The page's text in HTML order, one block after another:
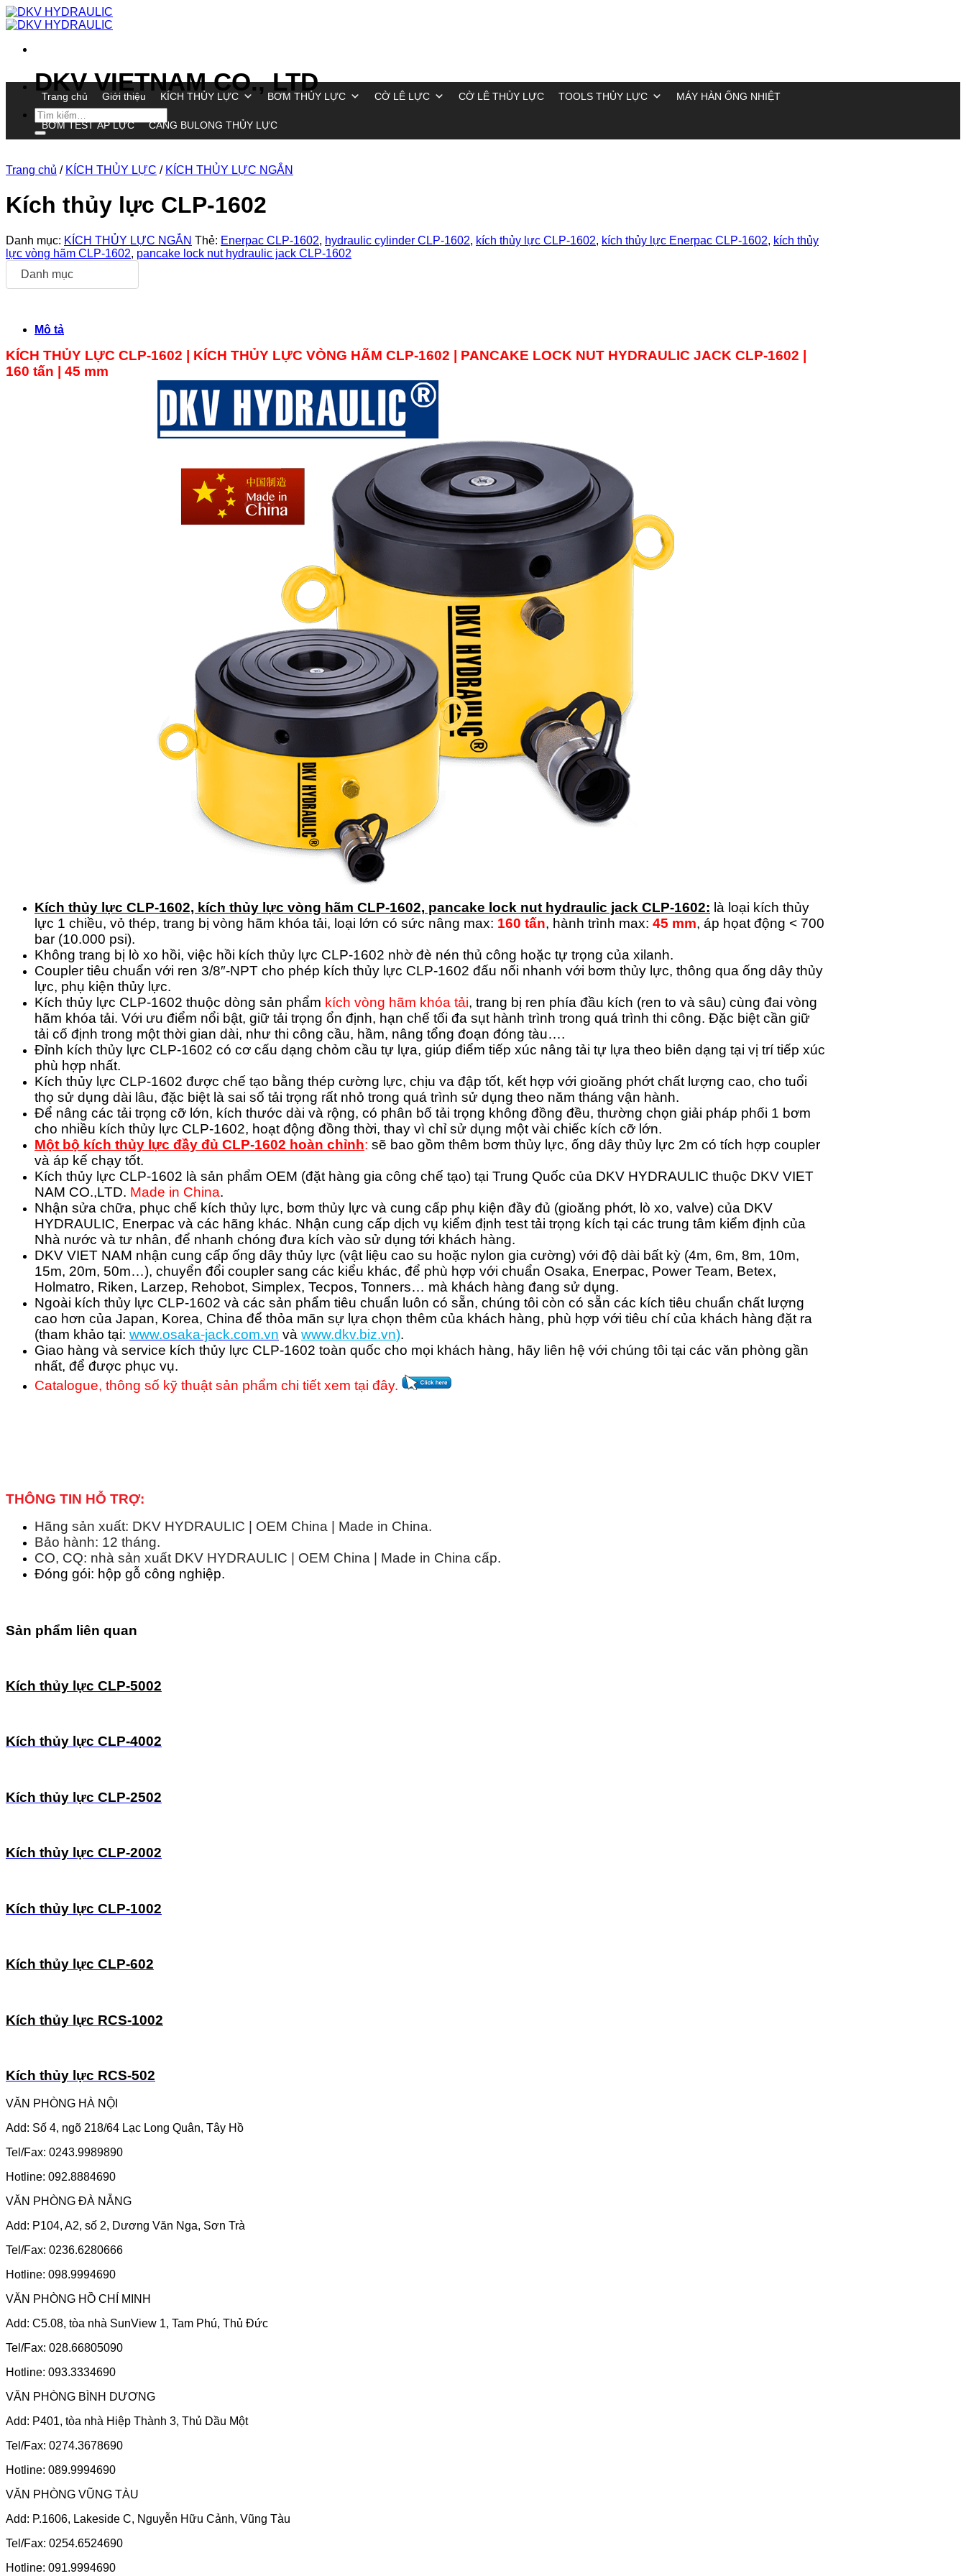
Chuyển
đến
dung
DKV VIETNAM CO., LTD
Tìm
kiếm:
Trang chủ Giới thiệu KÍCH THỦY LỰC BƠM THỦY LỰC CỜ LÊ LỰC CỜ LÊ THỦY LỰC TOOLS THỦY LỰC MÁY HÀN ỐNG NHIỆT
BƠM TEST ÁP LỰC CĂNG BULONG THỦY LỰC
Trang chủ / KÍCH THỦY LỰC / KÍCH THỦY LỰC NGẮN
Kích thủy lực CLP-1602
Danh mục: KÍCH THỦY LỰC NGẮN Thẻ: Enerpac CLP-1602, hydraulic cylinder CLP-1602, kích thủy lực CLP-1602, kích thủy lực Enerpac CLP-1602, kích thủy
lực vòng hãm CLP-1602, pancake lock nut hydraulic jack CLP-1602
Danh mục
Mô tả
KÍCH THỦY LỰC CLP-1602 | KÍCH THỦY LỰC VÒNG HÃM CLP-1602 PANCAKE LOCK NUT HYDRAULIC JACK CLP-1602
160 tấn | 45 mm
Kích thủy lực CLP-1602, kích thủy lực vòng hãm CLP-1602, pancake lock nut hydraulic jack CLP-1602: là loại kích thủy
lực 1 chiều, vỏ thép, trang bị vòng hãm khóa tải, loại lớn có sức nâng max: 160 tấn, hành trình max: 45 mm, áp họat động < 700
bar (10.000 psi).
Không trang bị lò xo hồi, việc hồi kích thủy lực CLP-1602 nhờ đè nén thủ công hoặc tự trọng của xilanh.
Coupler tiêu chuẩn với ren 3/8″-NPT cho phép kích thủy lực CLP-1602 đấu nối nhanh với bơm thủy lực, thông qua ống dây thủy
lực, phụ kiện thủy lực.
Kích thủy lực CLP-1602 thuộc dòng sản phẩm kích vòng hãm khóa tải, trang bị ren phía đầu kích (ren to và sâu) cùng đai vòng
hãm khóa tải. Với ưu điểm nổi bật, giữ tải trọng ổn định, hạn chế tối đa sụt hành trình trong quá trình thi công. Đặc biệt cần giữ
tải cố định trong một thời gian dài, như thi công cầu, hầm, nâng tổng đoạn đóng tàu….
Đỉnh kích thủy lực CLP-1602 có cơ cấu dạng chỏm cầu tự lựa, giúp điểm tiếp xúc nâng tải tự lựa theo biên dạng tại vị trí tiếp xúc
phù hợp nhất.
Kích thủy lực CLP-1602 được chế tạo bằng thép cường lực, chịu va đập tốt, kết hợp với gioăng phớt chất lượng cao, cho tuổi
thọ sử dụng dài lâu, đặc biệt là sai số tải trọng rất nhỏ trong quá trình sử dụng theo năm tháng vận hành.
Để nâng các tải trọng cỡ lớn, kích thước dài và rộng, có phân bố tải trọng không đồng đều, thường chọn giải pháp phối 1 bơm
cho nhiều kích thủy lực CLP-1602, hoạt động đồng thời, thay vì chỉ sử dụng một vài chiếc kích cỡ lớn.
Một bộ kích thủy lực đầy đủ CLP-1602 hoàn chỉnh: sẽ bao gồm thêm bơm thủy lực, ống dây thủy lực 2m có tích hợp coupler
và áp kế chạy tốt.
Kích thủy lực CLP-1602 là sản phẩm OEM (đặt hàng gia công chế tạo) tại Trung Quốc của DKV HYDRAULIC thuộc DKV VIET
NAM CO.,LTD. Made in China.
Nhận sửa chữa, phục chế kích thủy lực, bơm thủy lực và cung cấp phụ kiện đầy đủ (gioăng phớt, lò xo, valve) của DKV
HYDRAULIC, Enerpac và các hãng khác. Nhận cung cấp dịch vụ kiểm định test tải trọng kích tại các trung tâm kiểm định của
Nhà nước và tư nhân, để nhanh chóng đưa kích vào sử dụng tới khách hàng.
DKV VIET NAM nhận cung cấp ống dây thủy lực (vật liệu cao su hoặc nylon gia cường) với độ dài bất kỳ (4m, 6m, 8m, 10m,
15m, 20m, 50m…), chuyển đổi coupler sang các kiểu khác, để phù hợp với chuẩn Osaka, Enerpac, Power Team, Betex,
Holmatro, Riken, Larzep, Rehobot, Simplex, Tecpos, Tonners… mà khách hàng đang sử dụng.
Ngoài kích thủy lực CLP-1602 và các sản phẩm tiêu chuẩn luôn có sẵn, chúng tôi còn có sẵn các kích tiêu chuẩn chất lượng
cao hơn của Japan, Korea, China để thỏa mãn sự lựa chọn thêm của khách hàng, phù hợp với tiêu chí của khách hàng đặt ra
(tham khảo tại: www.osaka-jack.com.vn và www.dkv.biz.vn).
Giao hàng và service kích thủy lực CLP-1602 toàn quốc cho mọi khách hàng, hãy liên hệ với chúng tôi tại các văn phòng gần
nhất, để được phục vụ.
Catalogue, thông số kỹ thuật sản phẩm chi tiết xem tại đây.
THÔNG TIN HỖ TRỢ:
Hãng sản xuất: DKV HYDRAULIC | OEM China | Made in China.
Bảo hành: 12 tháng.
CO, CQ: nhà sản xuất DKV HYDRAULIC | OEM China | Made in China cấp.
Đóng gói: hộp gỗ công nghiệp.
Sản phẩm liên quan
Kích thủy lực CLP-5002
Kích thủy lực CLP-4002
Kích thủy lực CLP-2502
Kích thủy lực CLP-2002
Kích thủy lực CLP-1002
Kích thủy lực CLP-602
Kích thủy lực RCS-1002
Kích thủy lực RCS-502
VĂN PHÒNG HÀ NỘI
Add: Số 4, ngõ 218/64 Lạc Long Quân, Tây Hồ
Tel/Fax: 0243.9989890
Hotline: 092.8884690
VĂN PHÒNG ĐÀ NẴNG
Add: P104, A2, số 2, Dương Văn Nga, Sơn Trà
Tel/Fax: 0236.6280666
Hotline: 098.9994690
VĂN PHÒNG HỒ CHÍ MINH
Add: C5.08, tòa nhà SunView 1, Tam Phú, Thủ Đức
Tel/Fax: 028.66805090
Hotline: 093.3334690
VĂN PHÒNG BÌNH DƯƠNG
Add: P401, tòa nhà Hiệp Thành 3, Thủ Dầu Một
Tel/Fax: 0274.3678690
Hotline: 089.9994690
VĂN PHÒNG VŨNG TÀU
Add: P.1606, Lakeside C, Nguyễn Hữu Cảnh, Vũng Tàu
Tel/Fax: 0254.6524690
Hotline: 091.9994690